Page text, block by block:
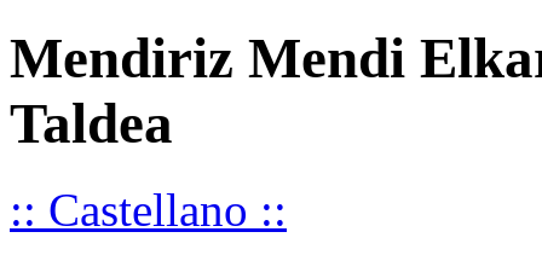
Mendiriz Mendi
Taldea
:: Castellano ::